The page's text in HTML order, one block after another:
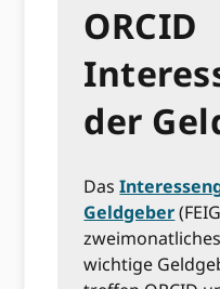
ORCID
der
Das
Geldgeber
wichtige